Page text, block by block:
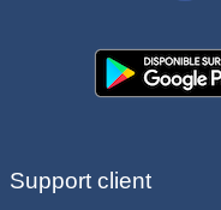
Support client